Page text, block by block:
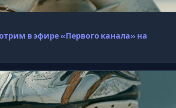
в эфире «Первого канала» на